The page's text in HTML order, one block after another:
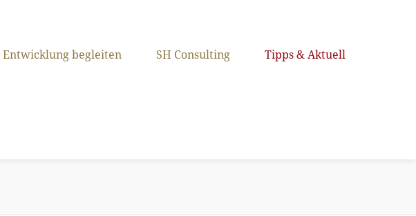
Entwicklung begleiten SH Consulting Tipps & Aktuell